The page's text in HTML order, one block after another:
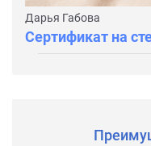
Дарья Габова
Сертификат на